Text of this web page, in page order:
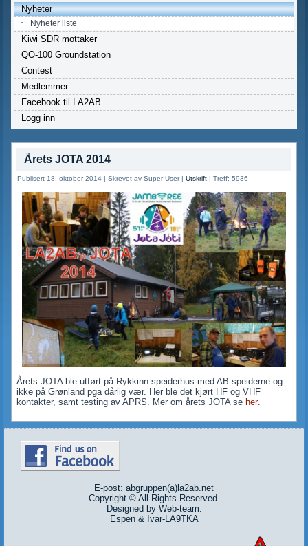
Nyheter
Nyheter liste
Kiwi SDR mottaker
QO-100 Groundstation
Contest
Medlemmer
Facebook til LA2AB
Logg inn
Årets JOTA 2014
Publisert 18. oktober 2014 |Skrevet av Super User|Utskrift |Treff: 5936
Årets JOTA ble utført på Rykkinn speiderhus med AB-speiderne og
ikke på Grønland pga dårlig vær. Her ble det kjørt HF og VHF
kontakter, samt testing av APRS. Mer om årets JOTA se her.
E-post: abgruppen(a)la2ab.net
Copyright © All Rights Reserved.
Designed by Web-team:
Espen & Ivar-LA9TKA